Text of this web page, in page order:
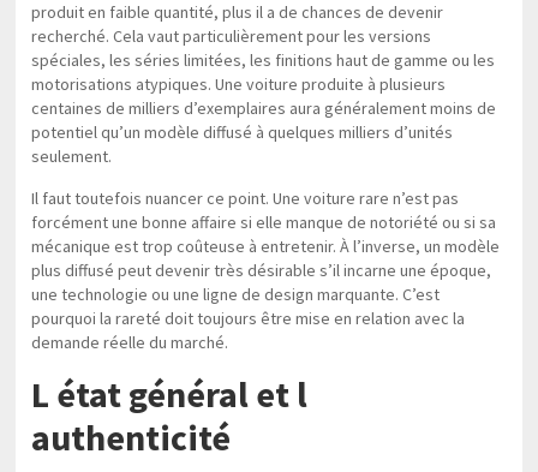
produit en faible quantité, plus il a de chances de devenir
recherché. Cela vaut particulièrement pour les versions
spéciales, les séries limitées, les finitions haut de gamme ou les
motorisations atypiques. Une voiture produite à plusieurs
centaines de milliers d’exemplaires aura généralement moins de
potentiel qu’un modèle diffusé à quelques milliers d’unités
seulement.
Il faut toutefois nuancer ce point. Une voiture rare n’est pas
forcément une bonne affaire si elle manque de notoriété ou si sa
mécanique est trop coûteuse à entretenir. À l’inverse, un modèle
plus diffusé peut devenir très désirable s’il incarne une époque,
une technologie ou une ligne de design marquante. C’est
pourquoi la rareté doit toujours être mise en relation avec la
demande réelle du marché.
L état général et l
authenticité